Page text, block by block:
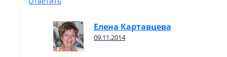
Елена Картавцева
09.11.2014